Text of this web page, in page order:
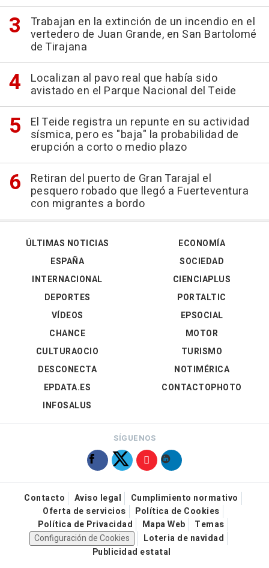
Trabajan en la extinción de un incendio en el
vertedero de Juan Grande, en San Bartolomé
de Tirajana
Localizan al pavo real que había sido
avistado en el Parque Nacional del Teide
El Teide registra un repunte en su actividad
sísmica, pero es "baja" la probabilidad de
erupción a corto o medio plazo
Retiran del puerto de Gran Tarajal el
pesquero robado que llegó a Fuerteventura
con migrantes a bordo
ÚLTIMAS NOTICIAS
ESPAÑA
INTERNACIONAL
DEPORTES
VÍDEOS
ECONOMÍA
SOCIEDAD
CIENCIAPLUS
PORTALTIC
EPSOCIAL
CHANCE
CULTURAOCIO
DESCONECTA
EPDATA.ES
INFOSALUS
MOTOR
TURISMO
NOTIMÉRICA
CONTACTOPHOTO
SÍGUENOS
Contacto Aviso legal
Cumplimiento normativo
Oferta de servicios
Política de Cookies
Política de Privacidad
Mapa Web
Temas
Configuración de Cookies
Loteria de navidad
Publicidad estatal